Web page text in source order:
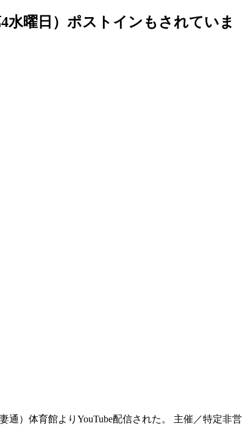
水曜日）ポストインもされていま
）体育館よりYouTube配信された。 主催／特定非営